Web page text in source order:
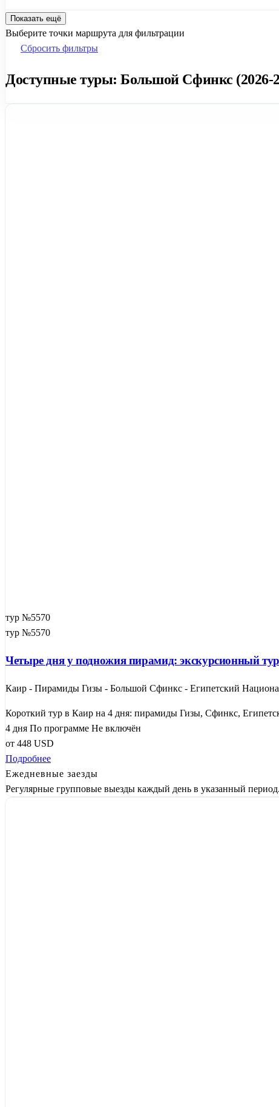
Показать ещё
Выберите точки маршрута для фильтрации
Сбросить фильтры
Доступные туры: Большой Сфинкс (2026-
тур №5570
тур №5570
Четыре дня у подножия пирамид: экскурсионный
Каир - Пирамиды Гизы - Большой Сфинкс - Египетский
Короткий тур в Каир на 4 дня: пирамиды Гизы, Сфинкс,
4 дня По программе Не включён
от 448 USD
Подробнее
Ежедневные заезды
Регулярные групповые выезды каждый день в указанный период.